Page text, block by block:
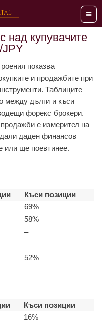
Меню
над купувачите
JPY
показва
и продажбите при
Таблиците
между дълги и къси
форекс брокери.
е измерител на
даден финансов
или ще поевтинее.
Къси позиции
69%
58%
–
–
52%
Къси позиции
16%